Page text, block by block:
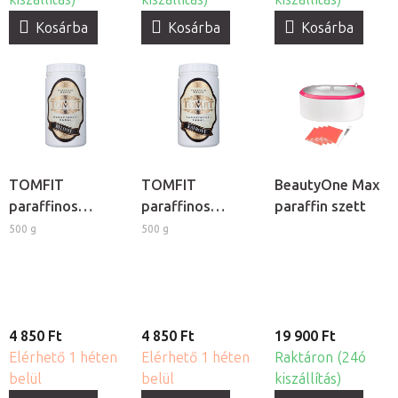
Kosárba
Kosárba
Kosárba
TOMFIT
paraffinos
pakolás -
500 g
4 850 Ft
Elérhető 1 héten
belül
TOMFIT
paraffinos
pakolás -
500 g
4 850 Ft
Elérhető 1 héten
belül
BeautyOne Max
paraffin szett
19 900 Ft
Raktáron (24ó
kiszállítás)